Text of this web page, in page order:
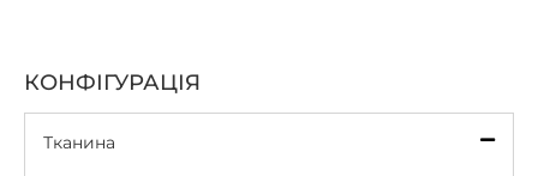
КОНФІГУРАЦІЯ
Тканина